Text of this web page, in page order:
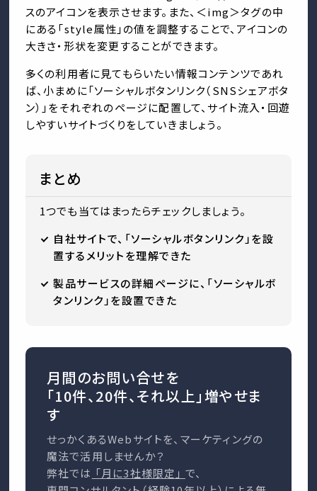
スのアイコンを表示させます。また、＜img＞タグの中
にある「style属性」の値を調整することで、アイコンの
大きさ・形状を変更することができます。
多くの利用者に見てもらいたい情報コンテンツであれ
ば、小まめに「ソーシャルボタンリンク（SNSシェアボタ
ン）」をそれぞれのページに配置して、サイト流入・回遊
しやすいサイトづくりをしていきましょう。
まとめ
1つでも当てはまったらチェックしましょう。
自社サイトで、「ソーシャルボタンリンク」を設
置するメリットを理解できた
製品サービスの詳細ページに、「ソーシャルボ
タンリンク」を設置できた
月間のお問い合せを
「10件、20件、それ以上」増やせま
す
せっかくあるWebサイトを、マーケティングの
魔法で活用しませんか？
弊社では 「月に3社様限定」 で、